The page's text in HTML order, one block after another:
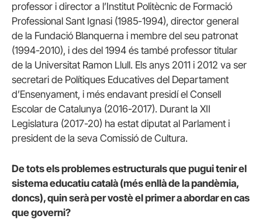
professor i director a l’Institut Politècnic de Formació
Professional Sant Ignasi (1985-1994), director general
de la Fundació Blanquerna i membre del seu patronat
(1994-2010), i des del 1994 és també professor titular
de la Universitat Ramon Llull. Els anys 2011 i 2012 va ser
secretari de Polítiques Educatives del Departament
d’Ensenyament, i més endavant presidí el Consell
Escolar de Catalunya (2016-2017). Durant la XII
Legislatura (2017-20) ha estat diputat al Parlament i
president de la seva Comissió de Cultura.
De tots els problemes estructurals que pugui tenir el
sistema educatiu català (més enllà de la pandèmia,
doncs), quin serà per vostè el primer a abordar en cas
que governi?